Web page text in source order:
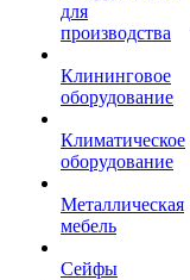
для
производства
Клининговое
оборудование
Климатическое
оборудование
Металлическая
мебель
Сейфы